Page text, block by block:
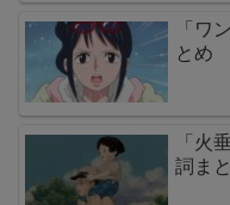
「ワ
とめ
「火
詞ま